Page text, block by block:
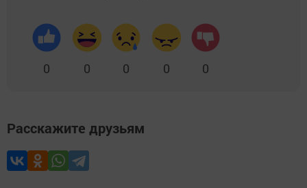
0 0 0 0 0
Расскажите друзьям